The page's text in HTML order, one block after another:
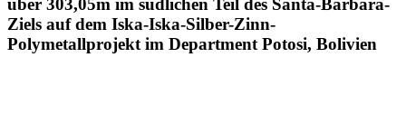
über 303,05m im südlichen Teil des Santa-Barbara-
Ziels auf dem Iska-Iska-Silber-Zinn-
Polymetallprojekt im Department Potosi, Bolivien